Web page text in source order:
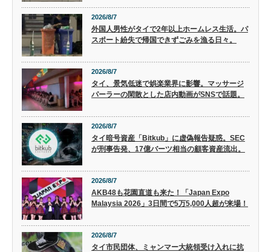
2026/8/7
外国人男性がタイで2年以上ホームレス生活。パ
スポート紛失で帰国できずごみを漁る日々。
2026/8/7
タイ、景気低迷で娯楽業界に影響。マッサージ
パーラーの閑散とした店内動画がSNSで話題。
2026/8/7
タイ暗号資産「Bitkub」に虚偽報告疑惑。SEC
が刑事告発、17億バーツ相当の顧客資産流出。
2026/8/7
AKB48も花園直道も来た！「Japan Expo
Malaysia 2026」3日間で5万5,000人超が来場！
2026/8/7
タイ市民団体、ミャンマー大統領受け入れに抗